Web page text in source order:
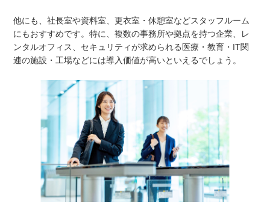
他にも、社長室や資料室、更衣室・休憩室などスタッフルーム
にもおすすめです。特に、複数の事務所や拠点を持つ企業、レ
ンタルオフィス、セキュリティが求められる医療・教育・IT関
連の施設・工場などには導入価値が高いといえるでしょう。